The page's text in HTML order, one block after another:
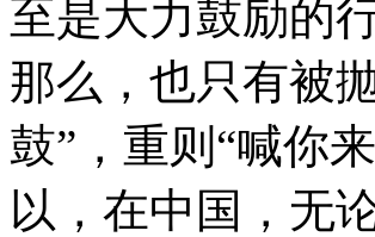
至是大力鼓励的
那么，也只有被
鼓”，重则“喊你
以，在中国，无